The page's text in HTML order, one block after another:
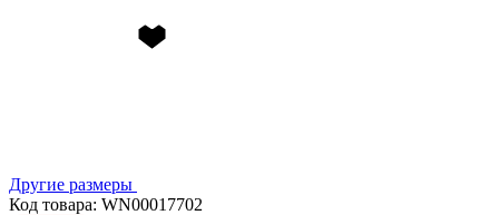
Другие размеры
Код товара: WN00017702